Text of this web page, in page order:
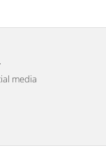
media